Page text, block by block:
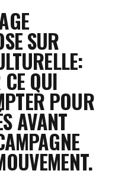
SUR
QUI
POUR
AVANT